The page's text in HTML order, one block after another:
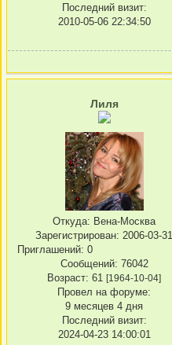
Последний визит:
2010-05-06 22:34:50
Лиля
Откуда: Вена-Москва
Зарегистрирован: 2006-03-31
Приглашений: 0
Сообщений: 76042
Возраст: 61 [1964-10-04]
Провел на форуме:
9 месяцев 4 дня
Последний визит:
2024-04-23 14:00:01